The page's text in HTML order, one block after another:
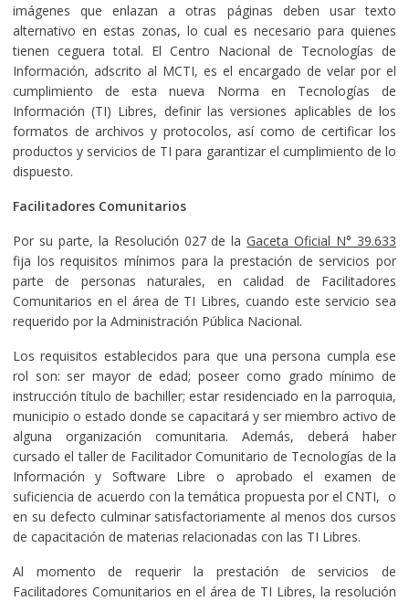
imágenes que enlazan a otras páginas deben usar texto
alternativo en estas zonas, lo cual es necesario para quienes
tienen ceguera total. El Centro Nacional de Tecnologías de
Información, adscrito al MCTI, es el encargado de velar por el
cumplimiento de esta nueva Norma en Tecnologías de
Información (TI) Libres, definir las versiones aplicables de los
formatos de archivos y protocolos, así como de certificar los
productos y servicios de TI para garantizar el cumplimiento de lo
dispuesto.
Facilitadores Comunitarios
Por su parte, la Resolución 027 de laGaceta Oficial N° 39.633
fija los requisitos mínimos para la prestación de servicios por
parte de personas naturales, en calidad de Facilitadores
Comunitarios en el área de TI Libres, cuando este servicio sea
requerido por la Administración Pública Nacional.
Los requisitos establecidos para que una persona cumpla ese
rol son: ser mayor de edad; poseer como grado mínimo de
instrucción título de bachiller; estar residenciado en la parroquia,
municipio o estado donde se capacitará y ser miembro activo de
alguna organización comunitaria. Además, deberá haber
cursado el taller de Facilitador Comunitario de Tecnologías de la
Información y Software Libre o aprobado el examen de
suficiencia de acuerdo con la temática propuesta por el CNTI, o
en su defecto culminar satisfactoriamente al menos dos cursos
de capacitación de materias relacionadas con las TI Libres.
Al momento de requerir la prestación de servicios de
Facilitadores Comunitarios en el área de TI Libres, la resolución